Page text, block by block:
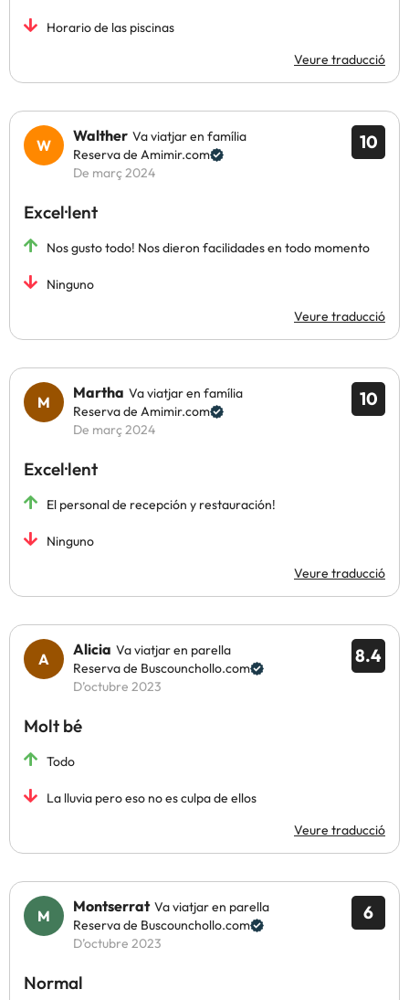
Horario de las piscinas
Veure traducció
10
Walther Va viatjar en família
Reserva de Amimir.com
De març 2024
Excel·lent
Nos gusto todo! Nos dieron facilidades en todo momento
Ninguno
Veure traducció
10
Martha Va viatjar en família
Reserva de Amimir.com
De març 2024
Excel·lent
El personal de recepción y restauración!
Ninguno
Veure traducció
8.4
Alicia Va viatjar en parella
Reserva de Buscounchollo.com
D’octubre 2023
Molt bé
Todo
La lluvia pero eso no es culpa de ellos
Veure traducció
6
Montserrat Va viatjar en parella
Reserva de Buscounchollo.com
D’octubre 2023
Normal